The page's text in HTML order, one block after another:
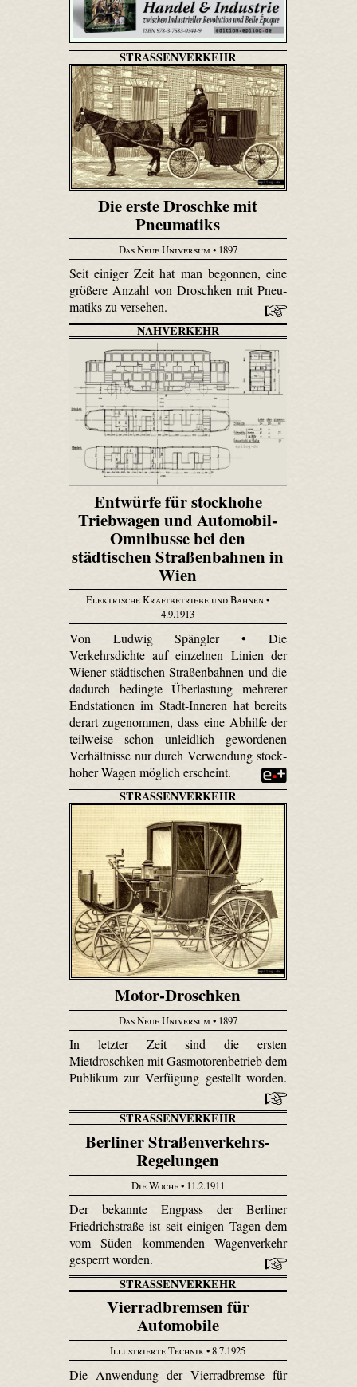
STRASSENVERKEHR
Die erste Droschke mit
Pneumatiks
Das Neue Universum • 1897
Seit einiger Zeit hat man begonnen, eine
größere Anzahl von Droschken mit Pneu­
matiks zu versehen.
NAHVERKEHR
Entwürfe für stockhohe
Triebwagen und Automobil-
Omnibusse bei den
städtischen Straßenbahnen in
Wien
Elektrische Kraftbetriebe und Bahnen•
4.9.1913
Von Ludwig Spängler • Die
Verkehrsdichte auf einzelnen Linien der
Wiener städtischen Straßenbahnen und die
dadurch bedingte Überlastung mehrerer
Endstationen im Stadt-Inneren hat bereits
derart zugenommen, dass eine Abhilfe der
teilweise schon unleidlich gewordenen
Verhältnisse nur durch Verwendung stock­
hoher Wagen möglich erscheint.
STRASSENVERKEHR
Motor-Droschken
Das Neue Universum • 1897
In letzter Zeit sind die ersten
Mietdroschken mit Gasmotorenbetrieb dem
Publikum zur Verfügung gestellt worden.
STRASSENVERKEHR
Berliner Straßenverkehrs-
Regelungen
Die Woche• 11.2.1911
Der bekannte Engpass der Berliner
Friedrichstraße ist seit einigen Tagen dem
vom Süden kommenden Wagenverkehr
gesperrt worden.
STRASSENVERKEHR
Vierradbremsen für
Automobile
Illustrierte Technik• 8.7.1925
Die Anwendung der Vierradbremse für